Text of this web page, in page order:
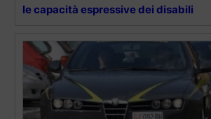
le capacità espressive dei disabili